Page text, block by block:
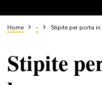
Briciole
di
Home - Stipite per porta
Stipite